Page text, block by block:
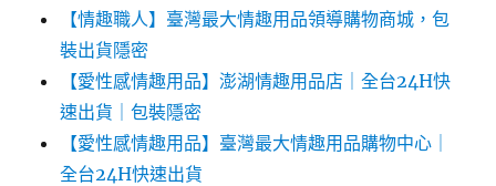
【情趣職人】臺灣最大情趣用品領導購物商城，包
裝出貨隱密
【愛性感情趣用品】澎湖情趣用品店｜全台24H快
速出貨｜包裝隱密
【愛性感情趣用品】臺灣最大情趣用品購物中心｜
全台24H快速出貨